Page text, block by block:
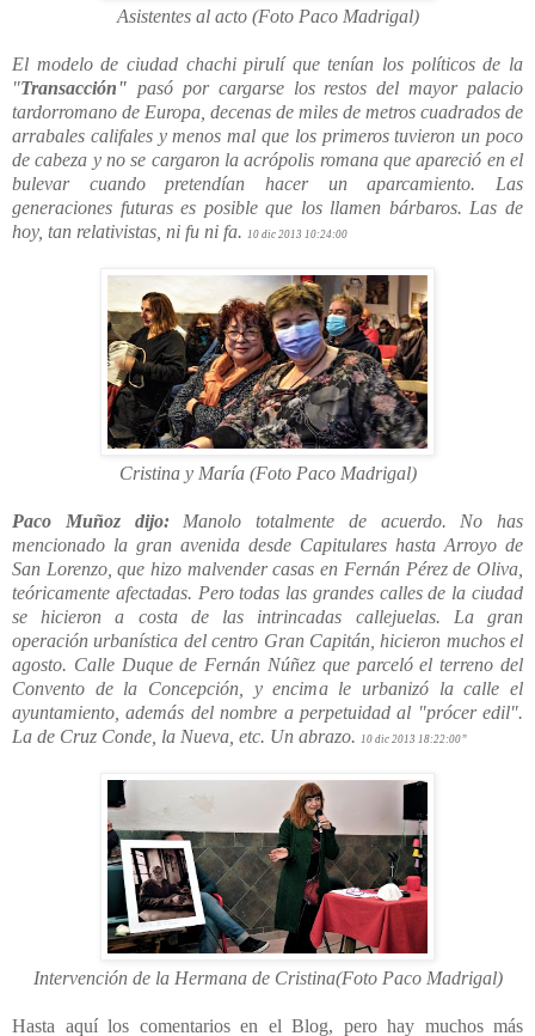
Asistentes al acto (Foto Paco Madrigal)
El modelo de ciudad chachi pirulí que tenían los políticos de la
"Transacción" pasó por cargarse los restos del mayor palacio
tardorromano de Europa, decenas de miles de metros cuadrados de
arrabales califales y menos mal que los primeros tuvieron un poco
de cabeza y no se cargaron la acrópolis romana que apareció en el
bulevar cuando pretendían hacer un aparcamiento. Las
generaciones futuras es posible que los llamen bárbaros. Las de
hoy, tan relativistas, ni fu ni fa. 10 dic 2013 10:24:00
Cristina y María (Foto Paco Madrigal)
Paco Muñoz dijo:Manolo totalmente de acuerdo. No has
mencionado la gran avenida desde Capitulares hasta Arroyo de
San Lorenzo, que hizo malvender casas en Fernán Pérez de Oliva,
teóricamente afectadas. Pero todas las grandes calles de la ciudad
se hicieron a costa de las intrincadas callejuelas. La gran
operación urbanística del centro Gran Capitán, hicieron muchos el
agosto. Calle Duque de Fernán Núñez que parceló el terreno del
Convento de la Concepción, y encima le urbanizó la calle el
ayuntamiento, además del nombre a perpetuidad al "prócer edil".
La de Cruz Conde, la Nueva, etc. Un abrazo. 10 dic 2013 18:22:00”
Intervención de la Hermana de Cristina(Foto Paco Madrigal)
Hasta aquí los comentarios en el Blog, pero hay muchos más